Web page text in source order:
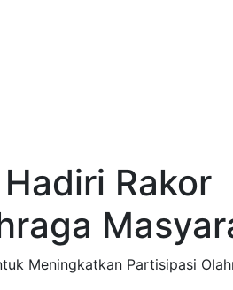
Rakor
Meningkatkan Partisipasi